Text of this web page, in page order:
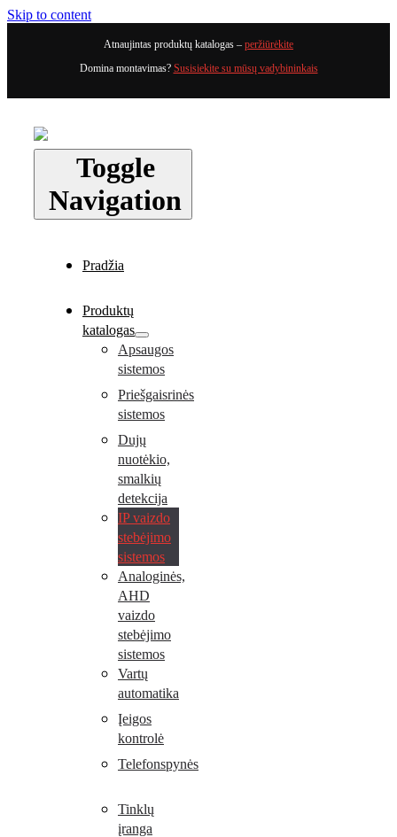
Skip to content
Atnaujintas produktų katalogas – peržiūrėkite
Domina montavimas? Susisiekite su mūsų vadybininkais
Toggle
Navigation
Pradžia
Produktų
katalogas
Apsaugos
sistemos
Priešgaisrinės
sistemos
Dujų
nuotėkio,
smalkių
detekcija
IP vaizdo
stebėjimo
sistemos
Analoginės,
AHD
vaizdo
stebėjimo
sistemos
Vartų
automatika
Įeigos
kontrolė
Telefonspynės
Tinklų
įranga